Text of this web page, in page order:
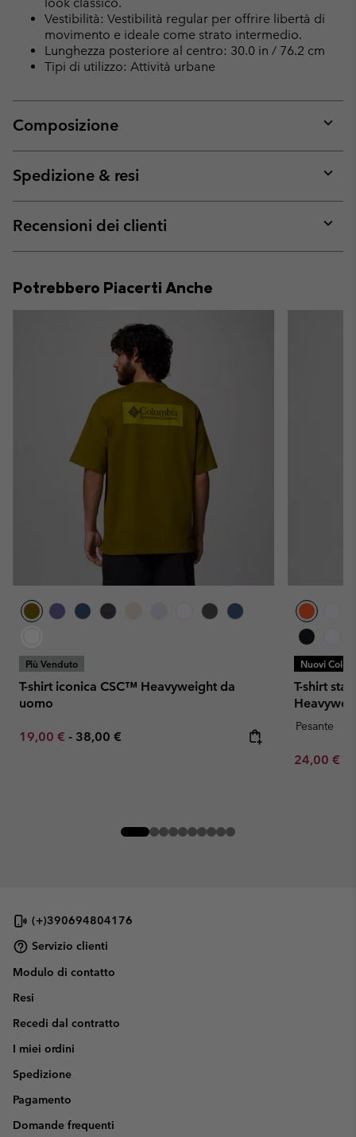
Vestibilità: Vestibilità regular per offrire libertà di
movimento e ideale come strato intermedio.
Lunghezza posteriore al centro: 30.0 in / 76.2 cm
Tipi di utilizzo: Attività urbane
Composizione
or
Spedizione & resi
or
Recensioni dei clienti
or
Potrebbero Piacerti Anche
Più Venduto
T-shirt iconica CSC™ Heavyweight da
uomo
Minimum sale price:
19,00 € - Maximum price:
38,00 €
Nuovi Colori
T-shirt
Pesante
Minimum
24,00 €
(+)390694804176
Servizio clienti
Modulo di contatto
Resi
Recedi dal contratto
I miei ordini
Spedizione
Pagamento
Domande frequenti